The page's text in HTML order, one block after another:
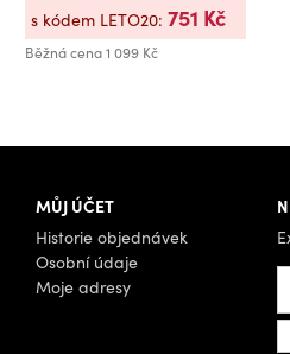
Běžná cena1 099 Kč
s kódem LETO20: 751 Kč
MŮJ ÚČET
Historie objednávek
Osobní údaje
Moje adresy